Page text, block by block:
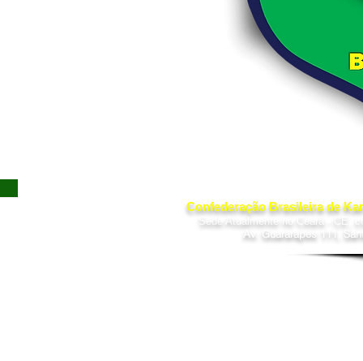
Confederação Brasileira de
Sede Atualmente no Ceará - CE,
Av. Guararapes 111,